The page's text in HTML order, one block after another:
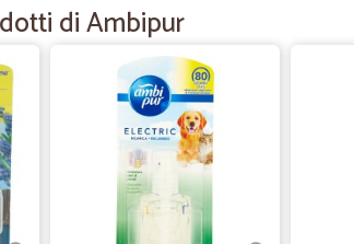
—
Adeguato alle mie esigenze.
Adeguato alle mie esigenze.
di Ambipur